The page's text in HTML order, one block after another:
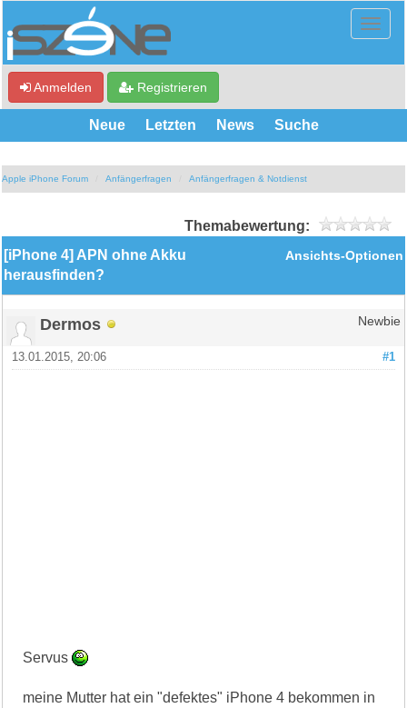
Anmelden Registrieren
Neue Letzten News Suche
Apple iPhone Forum Anfängerfragen Anfängerfragen & Notdienst
Themabewertung:
Ansichts-Optionen
[iPhone 4] APN ohne Akku
herausfinden?
Dermos Newbie
#1
13.01.2015, 20:06
Servus
meine Mutter hat ein "defektes" iPhone 4 bekommen in